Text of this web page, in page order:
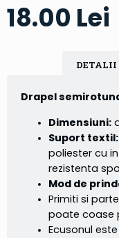
18.00 Lei
DETALII
Drapel
Dimensiuni:
Suport textil:
poliester cu
rezistenta
Mod de
Primiti si
poate coase
Ecusonul